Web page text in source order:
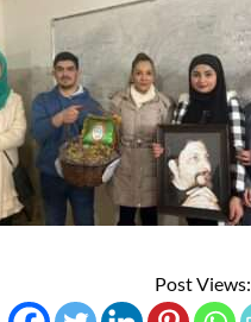
Post Views: